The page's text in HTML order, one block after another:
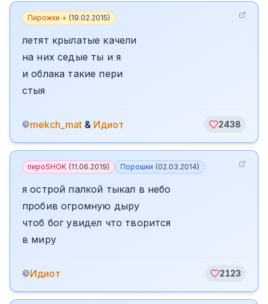
Пирожки + (19.02.2015)
летят крылатые качели
на них седые ты и я
и облака такие пери
стыя
©mekch_mat & Идиот 2438
пироSHOK (11.06.2019) Порошки (02.03.2014)
я острой палкой тыкал в небо
пробив огромную дыру
чтоб бог увидел что творится
в миру
©Идиот 2123